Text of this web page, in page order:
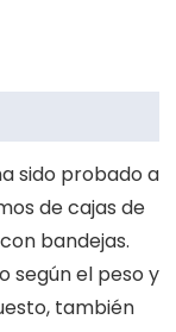
sido probado a
de cajas de
bandejas.
según el peso y
también